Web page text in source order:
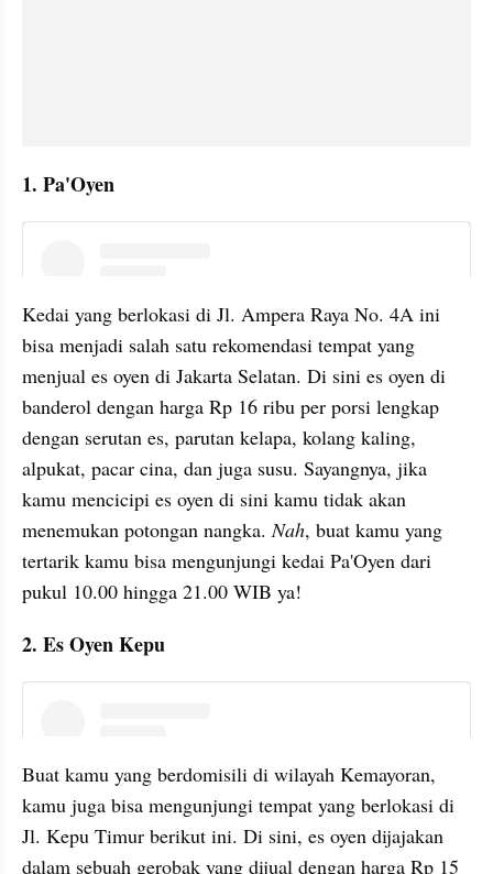
1. Pa'Oyen
Kedai yang berlokasi di Jl. Ampera Raya No. 4A ini
bisa menjadi salah satu rekomendasi tempat yang
menjual es oyen di Jakarta Selatan. Di sini es oyen di
banderol dengan harga Rp 16 ribu per porsi lengkap
dengan serutan es, parutan kelapa, kolang kaling,
alpukat, pacar cina, dan juga susu. Sayangnya, jika
kamu mencicipi es oyen di sini kamu tidak akan
menemukan potongan nangka. Nah, buat kamu yang
tertarik kamu bisa mengunjungi kedai Pa'Oyen dari
pukul 10.00 hingga 21.00 WIB ya!
2. Es Oyen Kepu
Buat kamu yang berdomisili di wilayah Kemayoran,
kamu juga bisa mengunjungi tempat yang berlokasi di
Jl. Kepu Timur berikut ini. Di sini, es oyen dijajakan
dalam sebuah gerobak yang dijual dengan harga Rp 15